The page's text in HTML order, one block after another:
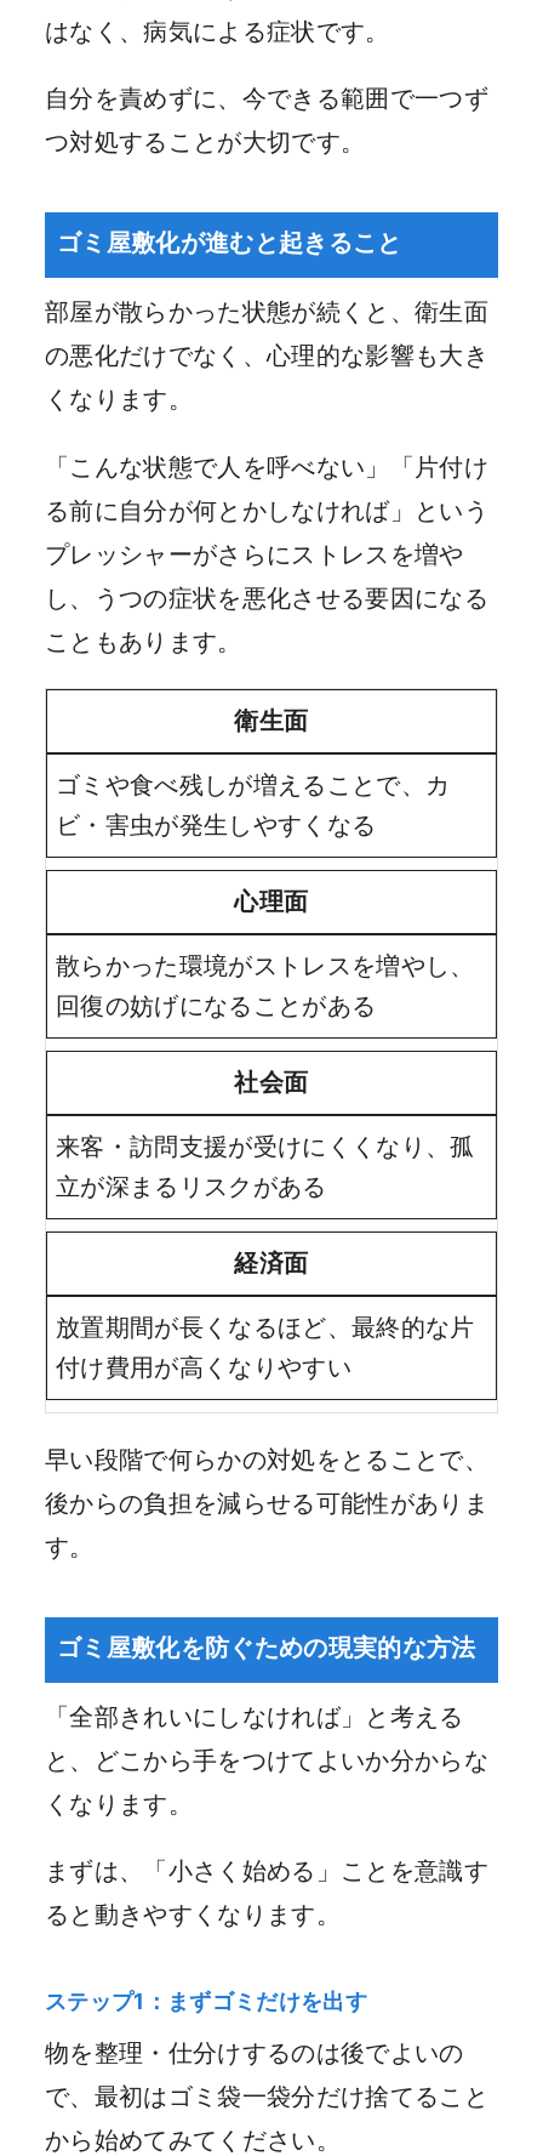
はなく、病気による症状です。
自分を責めずに、今できる範囲で一つず
つ対処することが大切です。
ゴミ屋敷化が進むと起きること
部屋が散らかった状態が続くと、衛生面
の悪化だけでなく、心理的な影響も大き
くなります。
「こんな状態で人を呼べない」「片付け
る前に自分が何とかしなければ」という
プレッシャーがさらにストレスを増や
し、うつの症状を悪化させる要因になる
こともあります。
衛生面
ゴミや食べ残しが増えることで、カ
ビ・害虫が発生しやすくなる
心理面
散らかった環境がストレスを増やし、
回復の妨げになることがある
社会面
来客・訪問支援が受けにくくなり、孤
立が深まるリスクがある
経済面
放置期間が長くなるほど、最終的な片
付け費用が高くなりやすい
早い段階で何らかの対処をとることで、
後からの負担を減らせる可能性がありま
す。
ゴミ屋敷化を防ぐための現実的な方法
「全部きれいにしなければ」と考える
と、どこから手をつけてよいか分からな
くなります。
まずは、「小さく始める」ことを意識す
ると動きやすくなります。
ステップ1：まずゴミだけを出す
物を整理・仕分けするのは後でよいの
で、最初はゴミ袋一袋分だけ捨てること
から始めてみてください。